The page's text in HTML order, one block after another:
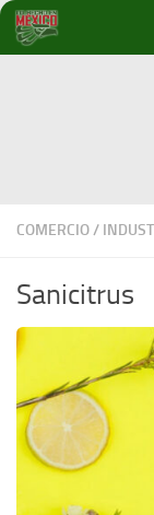
Debajo del
COMERCIO/
Sanicitrus